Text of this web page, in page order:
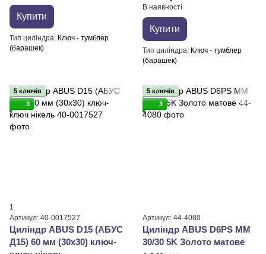
Купити
Тип циліндра Ключ - тумблер
(барашек)
В наявності
Купити
Тип циліндра Ключ - тумблер
(барашек)
5 ключів
3
1
Артикул: 40-0017527
Циліндр ABUS D15 (АБУС
Д15) 60 мм (30x30) ключ-
5 ключів
3
Артикул: 44-4080
Циліндр ABUS D6PS MM
30/30 5K Золото матове